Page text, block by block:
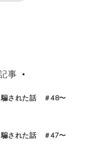
事
騙された話 ＃48〜
騙された話 ＃47〜